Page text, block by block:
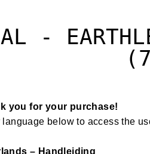
-
you for your purchase!
below to access the
– Handleiding